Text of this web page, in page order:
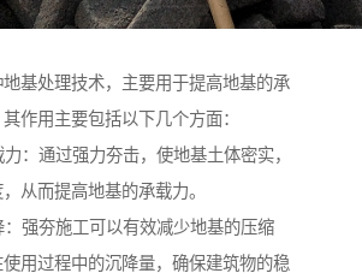
基处理技术，主要用于提高地基的承
作用主要包括以下几个方面：
：通过强力夯击，使地基土体密实，
从而提高地基的承载力。
：强夯施工可以有效减少地基的压缩
用过程中的沉降量，确保建筑物的稳